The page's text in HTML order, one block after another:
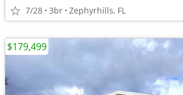
7/28 3br Zephyrhills, FL
$179,499